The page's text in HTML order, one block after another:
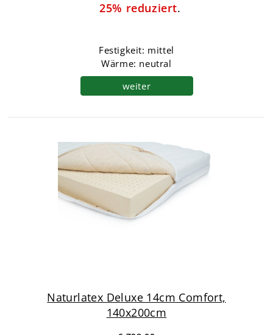
25% reduziert.
Festigkeit: mittel
Wärme: neutral
weiter
Naturlatex Deluxe 14cm Comfort,
140x200cm